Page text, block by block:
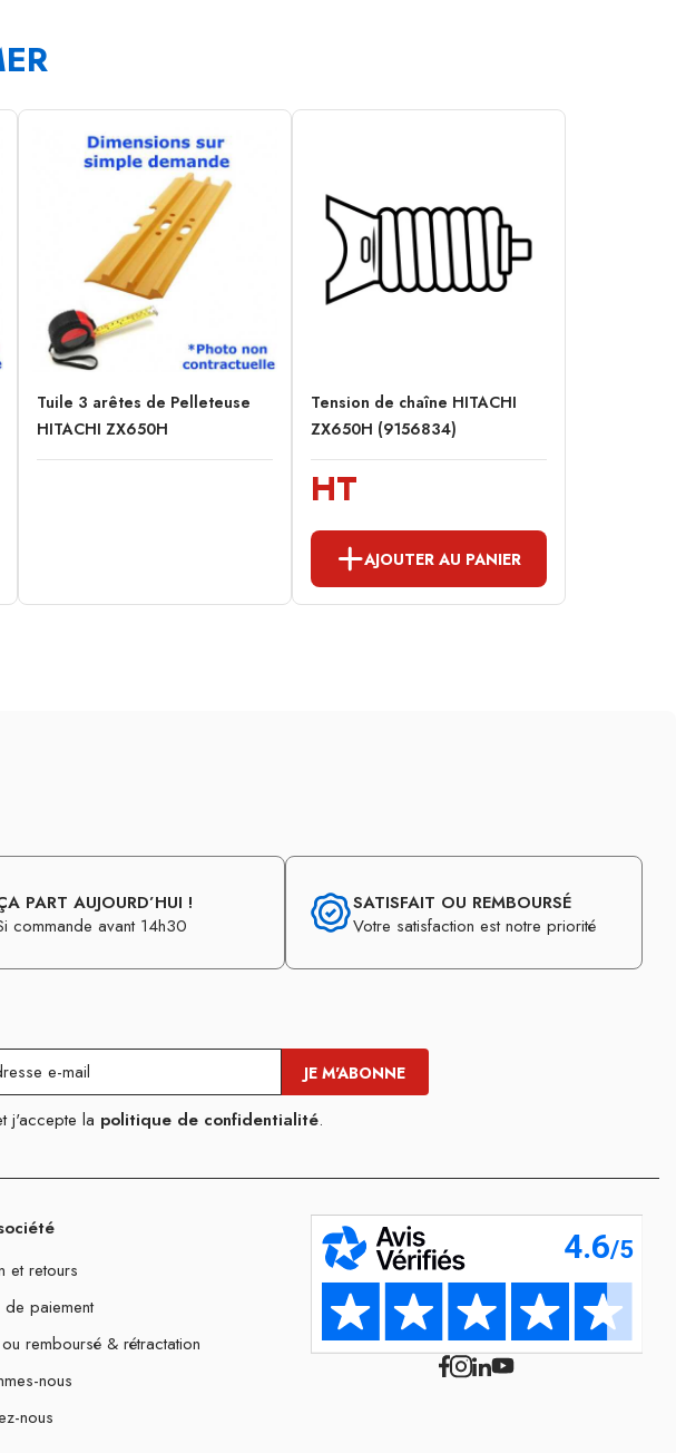
Tuile 3 arêtes de Pelleteuse
HITACHI ZX650H
Tension de chaîne HITACHI
ZX650H (9156834)
HT
AJOUTER AU PANIER
PART AUJOURD’HUI !
commande avant 14h30
SATISFAIT OU REMBOURSÉ
Votre satisfaction est notre priorité
j'accepte la politique de confidentialité.
et retours
paiement
remboursé & rétractation
nous
nous